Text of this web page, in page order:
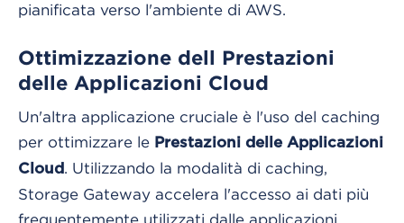
pianificata verso l'ambiente di AWS.
Ottimizzazione dell Prestazioni
delle Applicazioni Cloud
Un'altra applicazione cruciale è l'uso del caching
per ottimizzare le Prestazioni delle Applicazioni
Cloud . Utilizzando la modalità di caching,
Storage Gateway accelera l'accesso ai dati più
frequentemente utilizzati dalle applicazioni